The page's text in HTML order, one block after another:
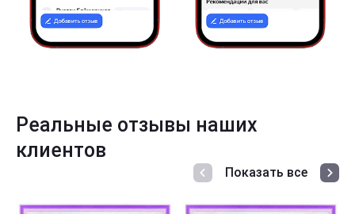
Реальные отзывы наших
клиентов
Показать все